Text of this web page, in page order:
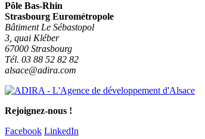
Pôle Bas-Rhin
Strasbourg Eurométropole
Bâtiment Le Sébastopol
3, quai Kléber
67000 Strasbourg
Tél. 03 88 52 82 82
alsace@adira.com
Rejoignez-nous !
Facebook LinkedIn